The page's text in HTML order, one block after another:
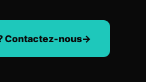
Contactez-nous